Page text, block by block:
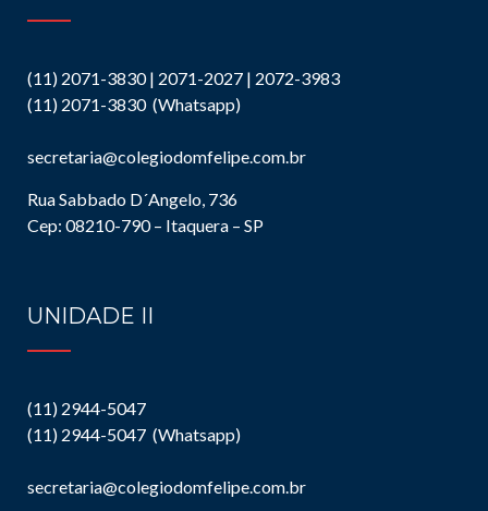
(11) 2071-3830 | 2071-2027 | 2072-3983
(11) 2071-3830 (Whatsapp)
secretaria@colegiodomfelipe.com.br
Rua Sabbado D´Angelo, 736
Cep: 08210-790 – Itaquera – SP
UNIDADE II
(11) 2944-5047
(11) 2944-5047 (Whatsapp)
secretaria@colegiodomfelipe.com.br